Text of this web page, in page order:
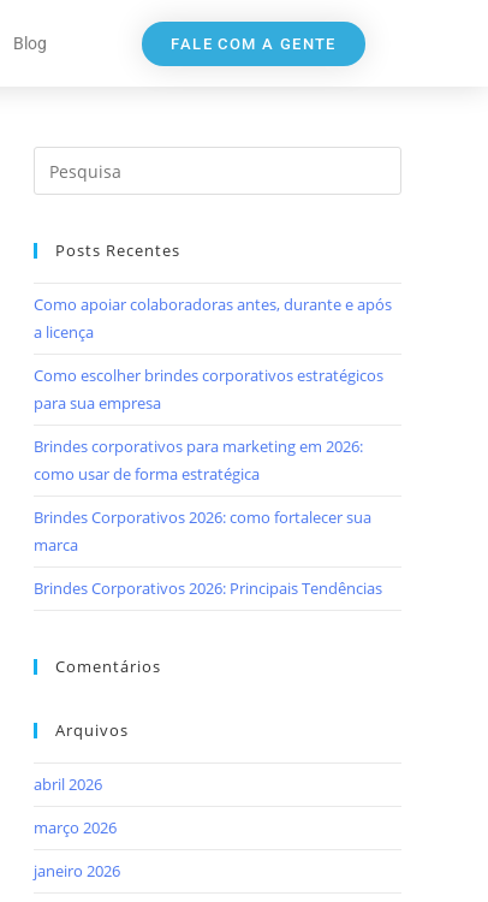
Blog FALE COM A GENTE
Posts Recentes
Como apoiar colaboradoras antes, durante e após
a licença
Como escolher brindes corporativos estratégicos
para sua empresa
Brindes corporativos para marketing em 2026:
como usar de forma estratégica
Brindes Corporativos 2026: como fortalecer sua
marca
Brindes Corporativos 2026: Principais Tendências
Comentários
Arquivos
abril 2026
março 2026
janeiro 2026